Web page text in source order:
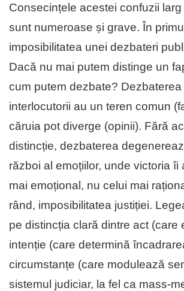
Consecințele acestei confuzii
sunt numeroase și grave. În
imposibilitatea unei dezbateri
Dacă nu mai putem distinge un
cum putem dezbate?
interlocutorii au un teren comun
căruia pot diverge (opinii). Fără
distincție, dezbaterea
război al emoțiilor, unde victoria îi
mai emoțional, nu celui mai
rând, imposibilitatea justiției.
pe distincția clară dintre act (care
intenție (care determină
circumstanțe (care modulează
sistemul judiciar, la fel ca mass-